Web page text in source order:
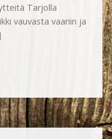
Tarjolla
vauvasta vaariin ja